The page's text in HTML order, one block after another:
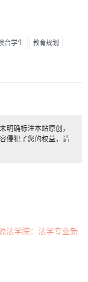
台学生 教育规划
明确标注本站原创，
侵犯了您的权益，请